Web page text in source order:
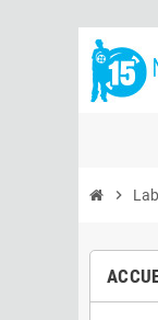
chevron_right